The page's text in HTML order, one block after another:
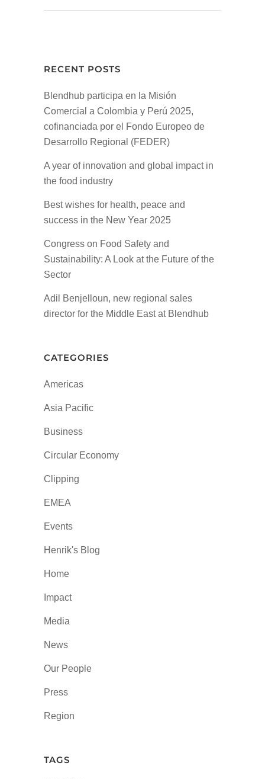
RECENT POSTS
Blendhub participa en la Misión
Comercial a Colombia y Perú 2025,
cofinanciada por el Fondo Europeo de
Desarrollo Regional (FEDER)
A year of innovation and global impact in
the food industry
Best wishes for health, peace and
success in the New Year 2025
Congress on Food Safety and
Sustainability: A Look at the Future of the
Sector
Adil Benjelloun, new regional sales
director for the Middle East at Blendhub
CATEGORIES
Americas
Asia Pacific
Business
Circular Economy
Clipping
EMEA
Events
Henrik's Blog
Home
Impact
Media
News
Our People
Press
Region
TAGS